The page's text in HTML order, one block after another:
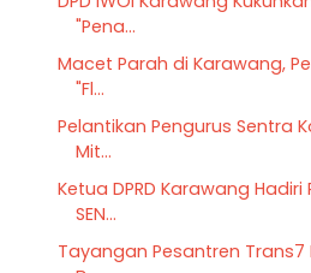
"Pena...
Macet Parah di Karawang,
"Fl...
Pelantikan Pengurus Sentra
Mit...
Ketua DPRD Karawang
SEN...
Tayangan Pesantren